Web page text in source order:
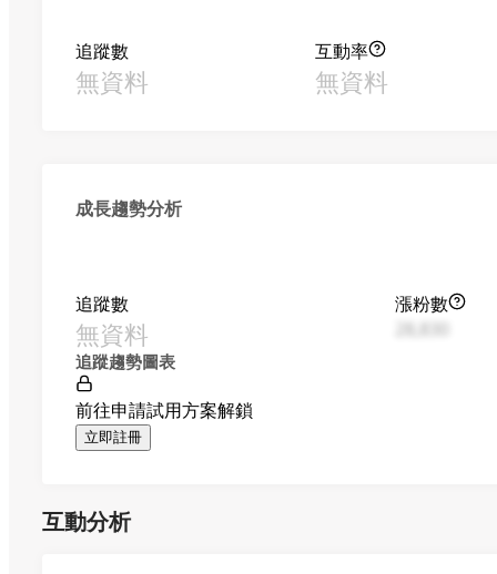
追蹤數
無資料
互動率
無資料
成長趨勢分析
追蹤數
無資料
漲粉數
追蹤趨勢圖表
前往申請試用方案解鎖
立即註冊
互動分析